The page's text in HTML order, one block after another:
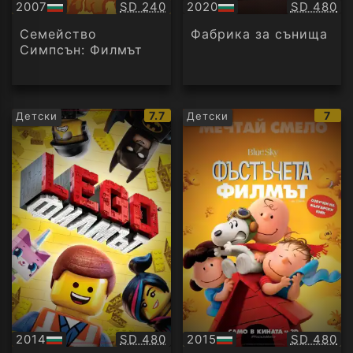
2007
БГ
аудио
Качество:
SD 240
Семейство
Симпсън: Филмът
2020
БГ
аудио
SD 480
Фабрика за сънища
Детски
IMDb
рейтинг:
7.7
2014
БГ
Качество:
SD 480
Детски 7
2015
БГ
SD 480